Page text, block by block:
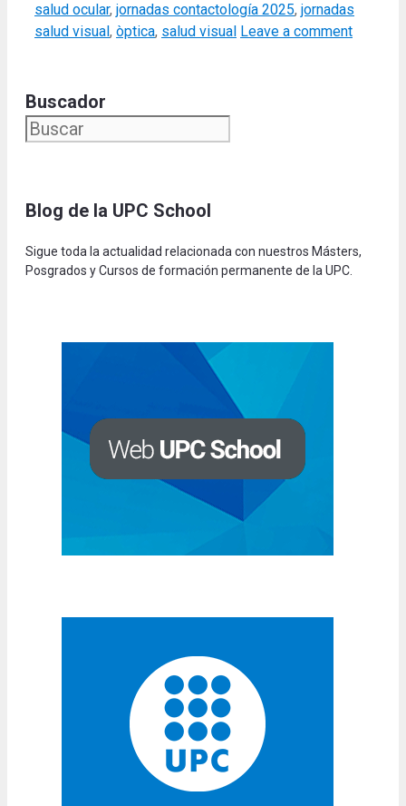
salud ocular, jornadas contactología 2025, jornadas
salud visual, òptica, salud visual Leave a comment
Buscador
Blog de la UPC School
Sigue toda la actualidad relacionada con nuestros Másters,
Posgrados y Cursos de formación permanente de la UPC.